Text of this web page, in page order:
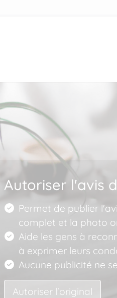
Autoriser l'avis
Permet de publier
complet et la photo
Aide les gens à
à exprimer leurs
Aucune publicité ne
Autoriser l'original